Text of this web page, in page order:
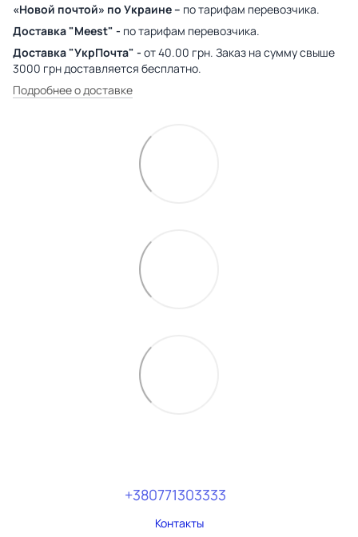
«Новой почтой» по Украине – по тарифам перевозчика.
Доставка "Meest" - по тарифам перевозчика.
Доставка "УкрПочта" - от 40.00 грн. Заказ на сумму свыше
3000 грн доставляется бесплатно.
Подробнее о доставке
+380771303333
Контакты